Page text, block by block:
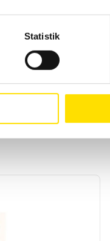
Statistik